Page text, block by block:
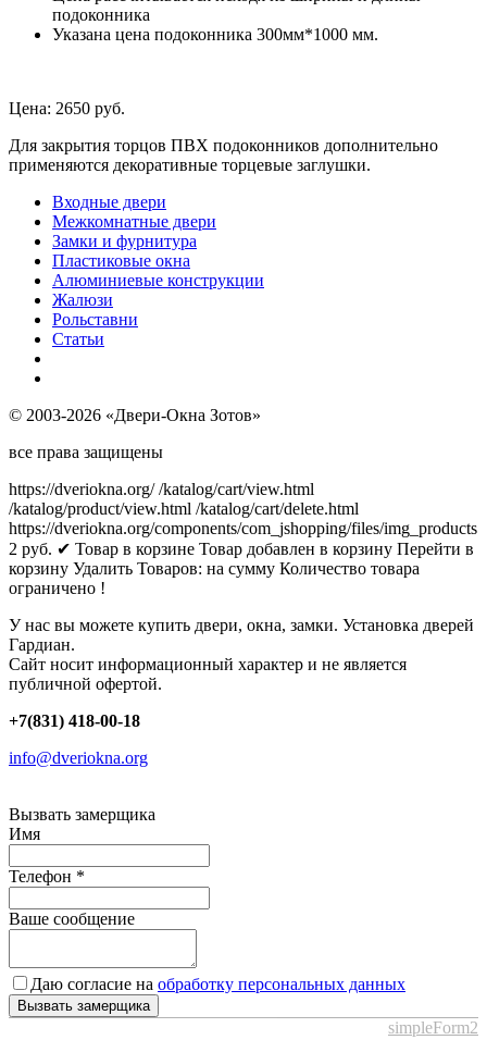
подоконника
Указана цена подоконника 300мм*1000 мм.
Цена: 2650 руб.
Для закрытия торцов ПВХ подоконников дополнительно
применяются декоративные торцевые заглушки.
Входные двери
Межкомнатные двери
Замки и фурнитура
Пластиковые окна
Алюминиевые конструкции
Жалюзи
Рольставни
Статьи
© 2003-2026 «Двери-Окна Зотов»
все права защищены
https://dveriokna.org/ /katalog/cart/view.html
/katalog/product/view.html /katalog/cart/delete.html
https://dveriokna.org/components/com_jshopping/files/img_products
2 руб. ✔ Товар в корзине Товар добавлен в корзину Перейти в
корзину Удалить Товаров: на сумму Количество товара
ограничено !
У нас вы можете купить двери, окна, замки. Установка дверей
Гардиан.
Сайт носит информационный характер и не является
публичной офертой.
+7(831) 418-00-18
info@dveriokna.org
Вызвать замерщика
Имя
Телефон *
Ваше сообщение
Даю согласие на обработку персональных данных
Вызвать замерщика
simpleForm2